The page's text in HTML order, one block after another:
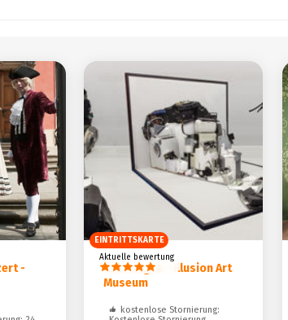
-
EINTRITTSKARTE
IAM Prague - Illusion Art
Museum
kostenlose Stornierung:
Aktuelle bewertung